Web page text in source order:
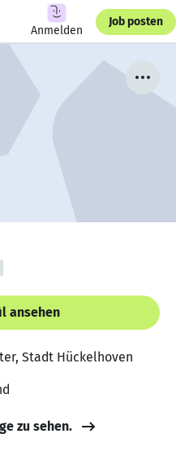
Anmelden
Job posten
ansehen
Stadt Hückelhoven
zu sehen.